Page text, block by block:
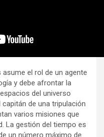
asume el rol de un agente
y debe afrontar la
del universo
de una tripulación
varios misiones que
La gestión del tiempo es
un número máximo de